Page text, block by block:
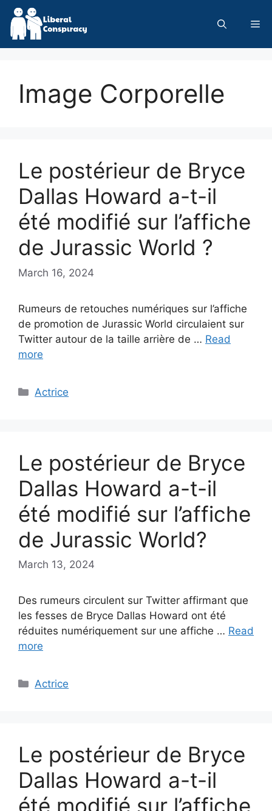
Skip
content
Image Corporelle
Le postérieur de Bryce
Dallas Howard a-t-il
été modifié sur l’affiche
de Jurassic World ?
March 16, 2024
Rumeurs de retouches numériques sur l’affiche
de promotion de Jurassic World circulaient sur
Twitter autour de la taille arrière de … Read
more
Categories
Actrice
Le postérieur de Bryce
Dallas Howard a-t-il
été modifié sur l’affiche
de Jurassic World?
March 13, 2024
Des rumeurs circulent sur Twitter affirmant que
les fesses de Bryce Dallas Howard ont été
réduites numériquement sur une affiche … Read
more
Categories
Actrice
Le postérieur de Bryce
Dallas Howard a-t-il
été modifié sur l’affiche